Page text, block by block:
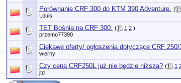
Porównanie CRF 300 do KTM 390 Adventure. (
Louis
TET Bośnia na CRF 300. ( 1 2 )
przemo77390
Ciekawe oferty/ ogłoszenia dotyczące CRF 250/
wierny
Czy cena CRF250L już nie będzie niższa? ( 1
jtd